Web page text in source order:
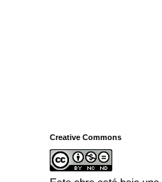
Creative Commons